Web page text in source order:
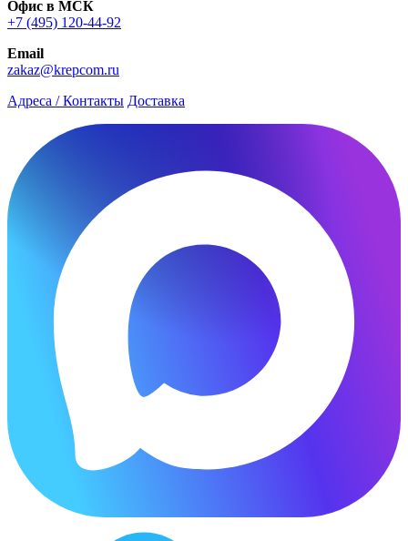
Офис в МСК
+7 (495) 120-44-92
Email
zakaz@krepcom.ru
Адреса / Контакты Доставка